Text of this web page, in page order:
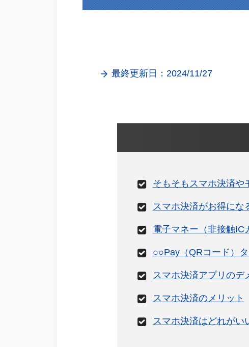
最終更新日：2024/11/27
そもそもスマホ決済や
スマホ決済がお得にな
電子マネー（非接触IC
○○Pay（QRコード）
スマホ決済アプリのデ
スマホ決済のメリット
スマホ決済はどれがい